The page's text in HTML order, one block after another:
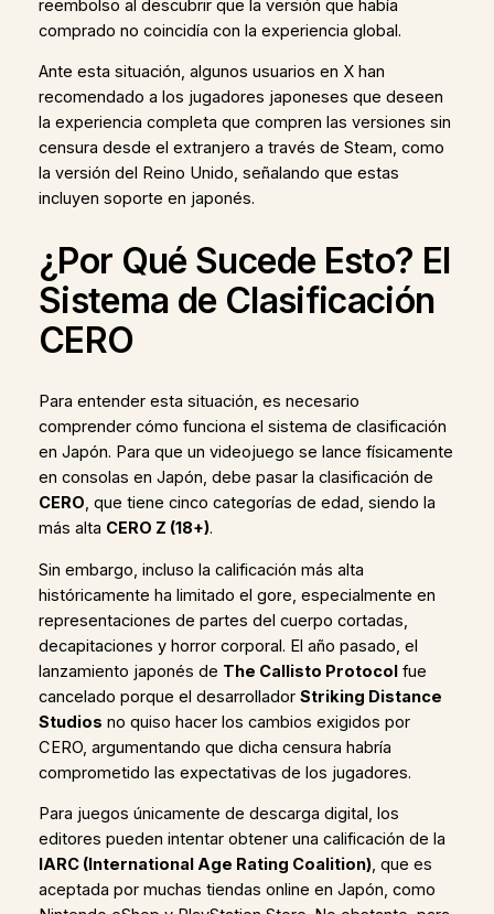
reembolso al descubrir que la versión que había
comprado no coincidía con la experiencia global.
Ante esta situación, algunos usuarios en X han
recomendado a los jugadores japoneses que deseen
la experiencia completa que compren las versiones sin
censura desde el extranjero a través de Steam, como
la versión del Reino Unido, señalando que estas
incluyen soporte en japonés.
¿Por Qué Sucede Esto? El
Sistema de Clasificación
CERO
Para entender esta situación, es necesario
comprender cómo funciona el sistema de clasificación
en Japón. Para que un videojuego se lance físicamente
en consolas en Japón, debe pasar la clasificación de
CERO, que tiene cinco categorías de edad, siendo la
más alta CERO Z (18+).
Sin embargo, incluso la calificación más alta
históricamente ha limitado el gore, especialmente en
representaciones de partes del cuerpo cortadas,
decapitaciones y horror corporal. El año pasado, el
lanzamiento japonés de The Callisto Protocolfue
cancelado porque el desarrollador Striking Distance
Studios no quiso hacer los cambios exigidos por
CERO, argumentando que dicha censura habría
comprometido las expectativas de los jugadores.
Para juegos únicamente de descarga digital, los
editores pueden intentar obtener una calificación de la
IARC (International Age Rating Coalition), que es
aceptada por muchas tiendas online en Japón, como